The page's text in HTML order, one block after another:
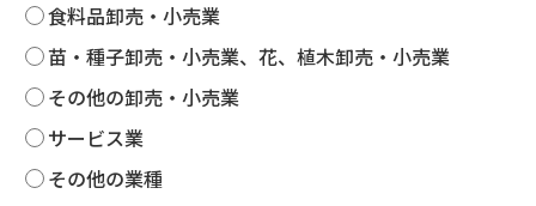
食料品卸売・小売業
苗・種子卸売・小売業、花、植木卸売・小売業
その他の卸売・小売業
サービス業
その他の業種